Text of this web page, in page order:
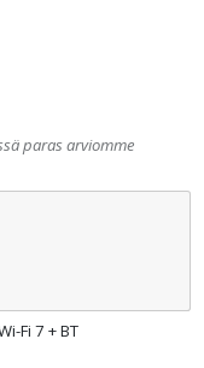
Fi 7 + BT
paras arviomme